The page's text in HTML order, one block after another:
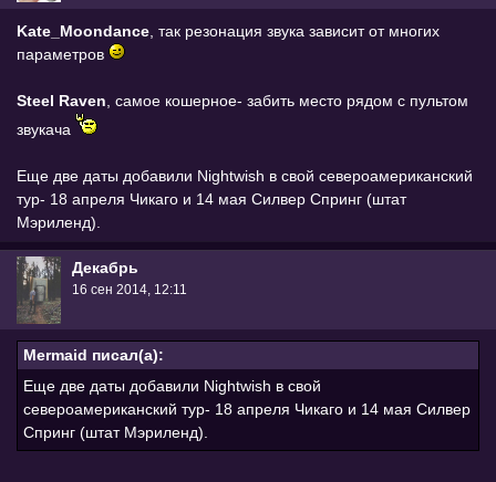
Kate_Moondance , так резонация звука зависит от многих
параметров
Steel Raven , самое кошерное- забить место рядом с пультом
звукача
Еще две даты добавили Nightwish в свой североамериканский
тур- 18 апреля Чикаго и 14 мая Силвер Спринг (штат
Мэриленд).
Декабрь
16 сен 2014, 12:11
Mermaid писал(а):
Еще две даты добавили Nightwish в свой
североамериканский тур- 18 апреля Чикаго и 14 мая Силвер
Спринг (штат Мэриленд).